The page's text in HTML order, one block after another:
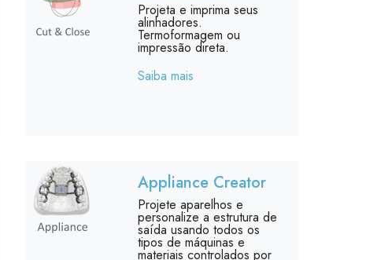
Projeta e imprima seus
alinhadores.
Termoformagem ou
impressão direta.
Saiba mais
Appliance Creator
Projete aparelhos e
personalize a estrutura de
saída usando todos os
tipos de máquinas e
materiais controlados por